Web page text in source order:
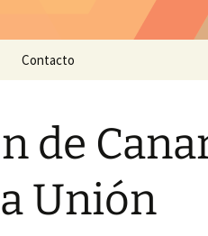
Contacto
de
Unión